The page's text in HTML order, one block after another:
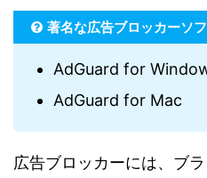
著名な広告ブロッカーソ
AdGuard for
AdGuard for Mac
広告ブロッカーには、ブ